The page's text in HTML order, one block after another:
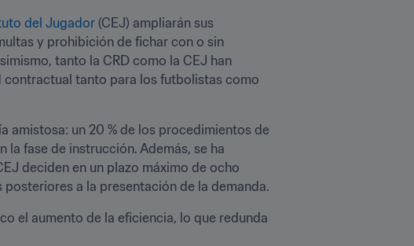
del Jugador (CEJ) ampliarán sus
y prohibición de fichar con o sin
tanto la CRD como la CEJ han
contractual tanto para los futbolistas como
un 20 % de los procedimientos de
la fase de instrucción. Además, se ha
deciden en un plazo máximo de ocho
a la presentación de la demanda.
el aumento de la eficiencia, lo que redunda